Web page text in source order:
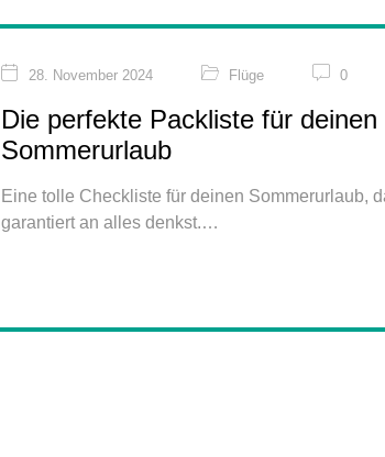
28. November 2024 Flüge 0
Die perfekte Packliste für deinen
Sommerurlaub
Eine tolle Checkliste für deinen Sommerurlaub,
garantiert an alles denkst.